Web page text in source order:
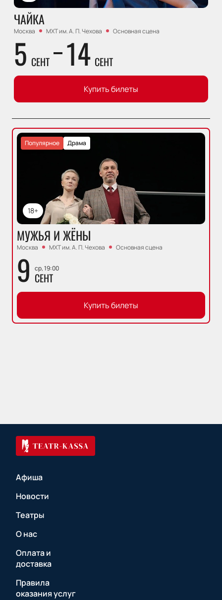
ЧАЙКА
Москва МХТ им. А. П. Чехова Основная сцена
5 СЕНТ 14 СЕНТ
Купить билеты
18+
Драма
Популярное
МУЖЬЯ И ЖЁНЫ
Москва МХТ им. А. П. Чехова Основная сцена
9 ср, 19:00
СЕНТ
Купить билеты
Афиша
Новости
Театры
О нас
Оплата и
доставка
Правила
оказания услуг